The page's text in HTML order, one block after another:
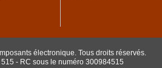
électronique. Tous droits réservés.
- RC sous le numéro 300984515